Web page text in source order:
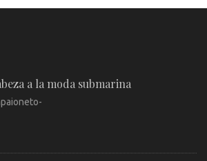
a la moda submarina